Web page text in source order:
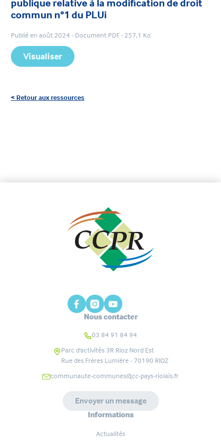
publique relative à la modification de droit
commun n°1 du PLUi
Publié en août 2024 - Document PDF - 257,1 Ko
Visualiser
< Retour aux ressources
Nous contacter
03 84 91 84 94
Parc d'activités 3R Rioz Nord Est
Rue des Frères Lumière - 70190 RIOZ
communaute-communes@cc-pays-riolais.fr
Envoyer un message
Informations
Actualités